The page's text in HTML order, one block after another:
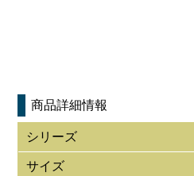
商品詳細情報
シリーズ
サイズ